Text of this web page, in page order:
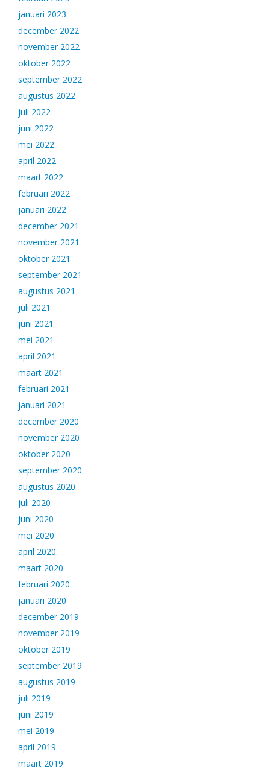
januari 2023
december 2022
november 2022
oktober 2022
september 2022
augustus 2022
juli 2022
juni 2022
mei 2022
april 2022
maart 2022
februari 2022
januari 2022
december 2021
november 2021
oktober 2021
september 2021
augustus 2021
juli 2021
juni 2021
mei 2021
april 2021
maart 2021
februari 2021
januari 2021
december 2020
november 2020
oktober 2020
september 2020
augustus 2020
juli 2020
juni 2020
mei 2020
april 2020
maart 2020
februari 2020
januari 2020
december 2019
november 2019
oktober 2019
september 2019
augustus 2019
juli 2019
juni 2019
mei 2019
april 2019
maart 2019